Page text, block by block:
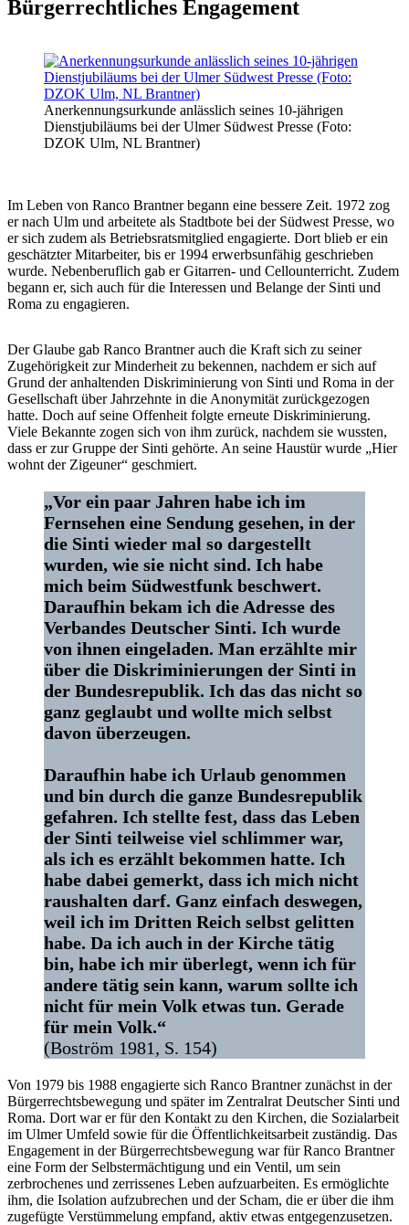
Bürgerrechtliches Engagement
Anerkennungsurkunde anlässlich seines 10-jährigen
Dienstjubiläums bei der Ulmer Südwest Presse (Foto:
DZOK Ulm, NL Brantner)
Im Leben von Ranco Brantner begann eine bessere Zeit. 1972 zog
er nach Ulm und arbeitete als Stadtbote bei der Südwest Presse, wo
er sich zudem als Betriebsratsmitglied engagierte. Dort blieb er ein
geschätzter Mitarbeiter, bis er 1994 erwerbsunfähig geschrieben
wurde. Nebenberuflich gab er Gitarren- und Cellounterricht. Zudem
begann er, sich auch für die Interessen und Belange der Sinti und
Roma zu engagieren.
Der Glaube gab Ranco Brantner auch die Kraft sich zu seiner
Zugehörigkeit zur Minderheit zu bekennen, nachdem er sich auf
Grund der anhaltenden Diskriminierung von Sinti und Roma in der
Gesellschaft über Jahrzehnte in die Anonymität zurückgezogen
hatte. Doch auf seine Offenheit folgte erneute Diskriminierung.
Viele Bekannte zogen sich von ihm zurück, nachdem sie wussten,
dass er zur Gruppe der Sinti gehörte. An seine Haustür wurde „Hier
wohnt der Zigeuner“ geschmiert.
„Vor ein paar Jahren habe ich im
Fernsehen eine Sendung gesehen, in der
die Sinti wieder mal so dargestellt
wurden, wie sie nicht sind. Ich habe
mich beim Südwestfunk beschwert.
Daraufhin bekam ich die Adresse des
Verbandes Deutscher Sinti. Ich wurde
von ihnen eingeladen. Man erzählte mir
über die Diskriminierungen der Sinti in
der Bundesrepublik. Ich das das nicht so
ganz geglaubt und wollte mich selbst
davon überzeugen.
Daraufhin habe ich Urlaub genommen
und bin durch die ganze Bundesrepublik
gefahren. Ich stellte fest, dass das Leben
der Sinti teilweise viel schlimmer war,
als ich es erzählt bekommen hatte. Ich
habe dabei gemerkt, dass ich mich nicht
raushalten darf. Ganz einfach deswegen,
weil ich im Dritten Reich selbst gelitten
habe. Da ich auch in der Kirche tätig
bin, habe ich mir überlegt, wenn ich für
andere tätig sein kann, warum sollte ich
nicht für mein Volk etwas tun. Gerade
für mein Volk.“
(Boström 1981, S. 154)
Von 1979 bis 1988 engagierte sich Ranco Brantner zunächst in der
Bürgerrechtsbewegung und später im Zentralrat Deutscher Sinti und
Roma. Dort war er für den Kontakt zu den Kirchen, die Sozialarbeit
im Ulmer Umfeld sowie für die Öffentlichkeitsarbeit zuständig. Das
Engagement in der Bürgerrechtsbewegung war für Ranco Brantner
eine Form der Selbstermächtigung und ein Ventil, um sein
zerbrochenes und zerrissenes Leben aufzuarbeiten. Es ermöglichte
ihm, die Isolation aufzubrechen und der Scham, die er über die ihm
zugefügte Verstümmelung empfand, aktiv etwas entgegenzusetzen.